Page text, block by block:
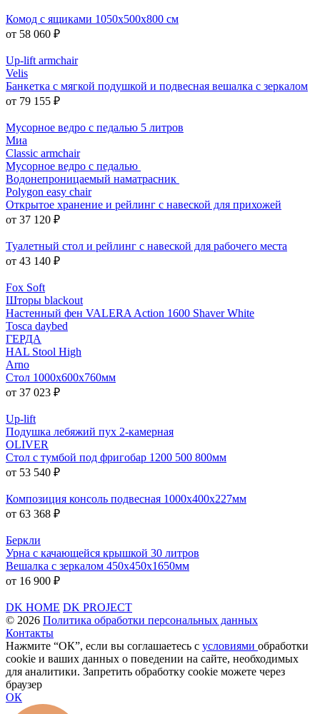
Комод с ящиками 1050x500x800 см
от 58 060 ₽
Up-lift armchair
Velis
Банкетка с мягкой подушкой и подвесная вешалка с зеркалом
от 79 155 ₽
Мусорное ведро с педалью 5 литров
Миа
Classic armchair
Мусорное ведро с педалью
Водонепроницаемый наматрасник
Polygon easy chair
Открытое хранение и рейлинг с навеской для прихожей
от 37 120 ₽
Туалетный стол и рейлинг с навеской для рабочего места
от 43 140 ₽
Fox Soft
Шторы blackout
Настенный фен VALERA Action 1600 Shaver White
Tosca daybed
ГЕРДА
HAL Stool High
Arno
Стол 1000х600х760мм
от 37 023 ₽
Up-lift
Подушка лебяжий пух 2-камерная
OLIVER
Стол с тумбой под фригобар 1200 500 800мм
от 53 540 ₽
Композиция консоль подвесная 1000х400х227мм
от 63 368 ₽
Беркли
Урна с качающейся крышкой 30 литров
Вешалка с зеркалом 450x450x1650мм
от 16 900 ₽
DK HOME DK PROJECT
© 2026 Политика обработки персональных данных
Контакты
Нажмите “ОК”, если вы соглашаетесь с условиями обработки
cookie и ваших данных о поведении на сайте, необходимых
для аналитики. Запретить обработку cookie можете через
браузер
ОК